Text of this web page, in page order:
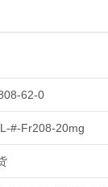
62-0
#-Fr208-20mg